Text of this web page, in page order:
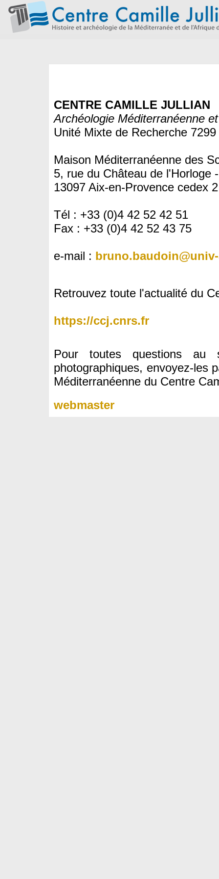
CENTRE CAMILLE JULLIAN
Archéologie Méditerranéenne
Unité Mixte de Recherche
Maison Méditerranéenne des
5, rue du Château de l'Horloge
13097 Aix-en-Provence cedex 2
Tél : +33 (0)4 42 52 42 51
Fax : +33 (0)4 42 52 43 75
e-mail :
Retrouvez toute l'actualité du
https://ccj.cnrs.fr
Pour toutes questions au
photographiques, envoyez-les
Méditerranéenne du Centre
webmaster